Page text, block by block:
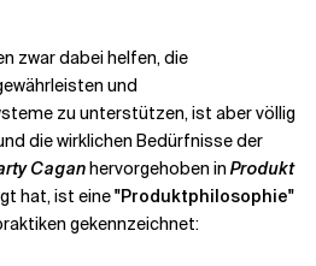
zwar dabei helfen, die
und
zu unterstützen, ist aber völlig
die wirklichen Bedürfnisse der
Caganhervorgehoben in Produkt
hat, ist eine"Produktphilosophie"
gekennzeichnet: